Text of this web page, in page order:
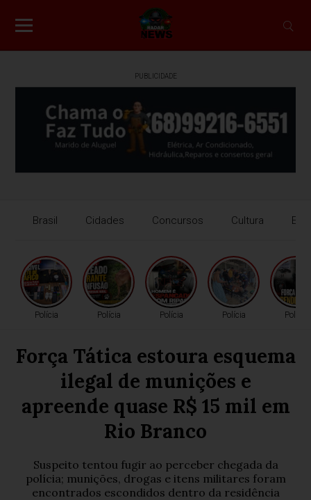
PUBLICIDADE
Brasil Cidades Concursos Cultura
Polícia Polícia Polícia Polícia Polícia
Força Tática estoura esquema
ilegal de munições e
apreende quase R$ 15 mil em
Rio Branco
Suspeito tentou fugir ao perceber chegada da
polícia; munições, drogas e itens militares foram
encontrados escondidos dentro da residência